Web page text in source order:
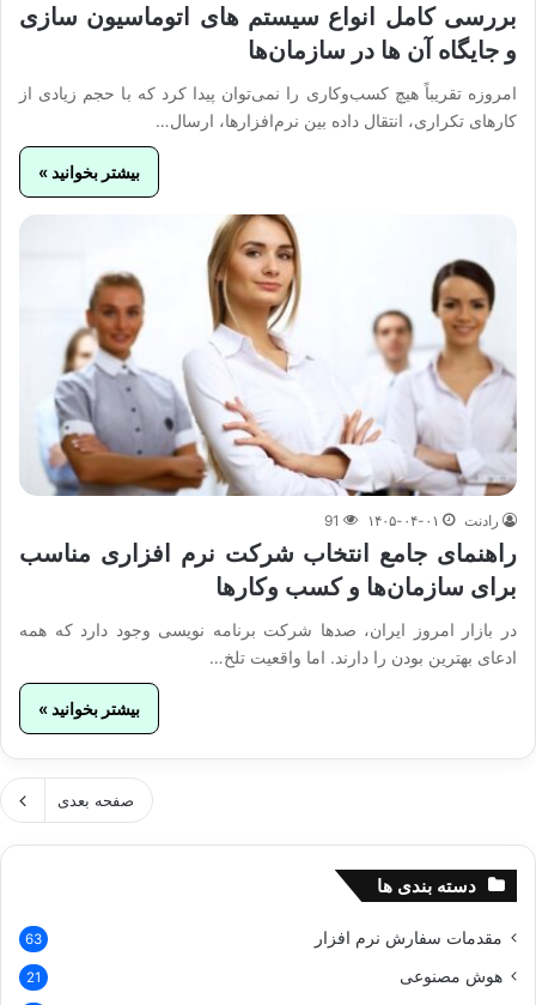
بررسی کامل انواع سیستم‌ های اتوماسیون‌ سازی
و جایگاه آن‌ ها در سازمان‌ها
امروزه تقریباً هیچ کسب‌وکاری را نمی‌توان پیدا کرد که با حجم زیادی از
کارهای تکراری، انتقال داده بین نرم‌افزارها، ارسال…
بیشتر بخوانید »
رادنت ۱۴۰۵-۰۴-۰۱ 91
راهنمای جامع انتخاب شرکت نرم‌ افزاری مناسب
برای سازمان‌ها و کسب‌ وکارها
در بازار امروز ایران، صدها شرکت برنامه‌ نویسی وجود دارد که همه
ادعای بهترین بودن را دارند. اما واقعیت تلخ…
بیشتر بخوانید »
صفحه بعدی
دسته بندی ها
مقدمات سفارش نرم افزار 63
هوش مصنوعی 21